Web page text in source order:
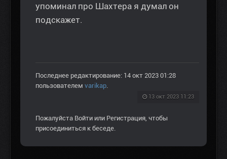
упоминал про Шахтера я думал он
подскажет.
Последнее редактирование: 14 окт 2023 01:28
пользователем varikap
13 окт 2023 11:23
Пожалуйста Войти или Регистрация , чтобы
присоединиться к беседе.